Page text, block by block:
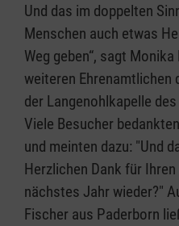
Und das im doppelten
Menschen auch etwas
Weg geben“, sagt
weiteren Ehrenamtlichen
der Langenohlkapelle
Viele Besucher
und meinten dazu: "Und
Herzlichen Dank für
nächstes Jahr wieder?"
Fischer aus Paderborn